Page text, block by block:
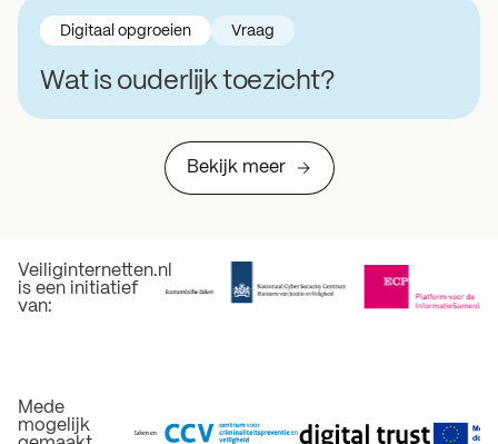
Wat is ouderlijk toezicht?
Digitaal opgroeien Vraag
Bekijk meer
Veiliginternetten.nl
is een initiatief
van:
Mede
mogelijk